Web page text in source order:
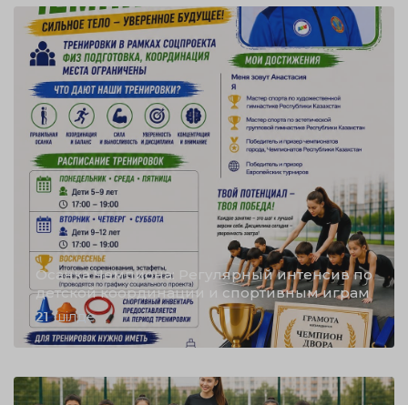
Осанка Чемпиона: Регулярный интенсив по
детской координации и спортивным играм
21 шілде